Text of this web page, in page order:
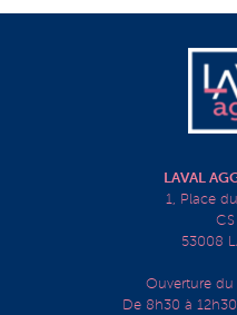
LAVAL
1, Place
53008
Ouverture
De 8h30 à